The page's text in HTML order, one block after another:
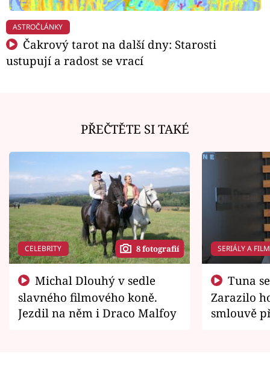
ASTROČLÁNKY
Čakrový tarot na další dny: Starosti
ustupují a radost se vrací
PŘEČTĚTE SI TAKÉ
CELEBRITY 8 fotografií
slavného filmového koně.
Jezdil na něm i Draco Malfoy
SERIÁLY A
Zarazilo
smlouvě